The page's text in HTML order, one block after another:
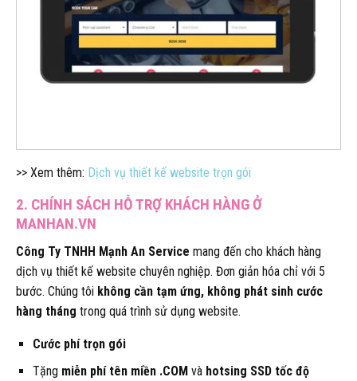
>> Xem thêm: Dịch vụ thiết kế website trọn gói
2. CHÍNH SÁCH HỖ TRỢ KHÁCH HÀNG Ở
MANHAN.VN
Công Ty TNHH Mạnh An Service mang đến cho khách hàng
dịch vụ thiết kế website chuyên nghiệp. Đơn giản hóa chỉ với 5
bước. Chúng tôi không cần tạm ứng, không phát sinh cước
hàng tháng trong quá trình sử dụng website.
Cước phí trọn gói
Tặng miễn phí tên miền .COMvà hotsing SSD tốc độ